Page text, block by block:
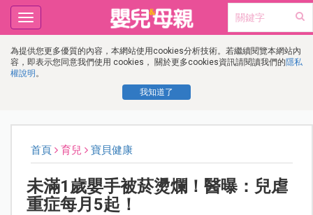
為提供您更多優質的內容，本網站使用cookies分析技術。若繼續閱覽本網站內
容，即表示您同意我們使用 cookies， 關於更多cookies資訊請閱讀我們的隱私
權說明 。
我知道了
Toggle
navigation
首頁 育兒 寶貝健康
未滿1歲嬰手被菸燙爛！醫曝：兒虐
重症每月5起！